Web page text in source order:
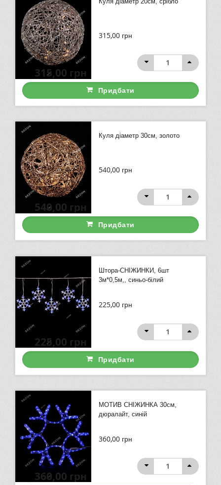
315,00 грн
315,00 грн
Придбати
Куля діаметр 30см, золото
540,00 грн
540,00 грн
Придбати
Штора-СНІЖИНКИ, 6шт
3м*0,5м,, синьо-білий
225,00 грн
225,00 грн
Придбати
МОТИВ СНІЖИНКА 30см,
дюралайт, синій
360,00 грн
360,00 грн